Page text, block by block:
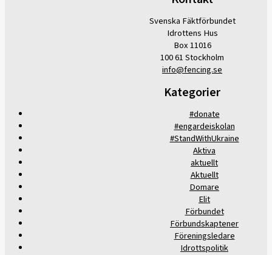
Svenska Fäktförbundet
Idrottens Hus
Box 11016
100 61 Stockholm
info@fencing.se
Kategorier
#donate
#engardeiskolan
#StandWithUkraine
Aktiva
aktuellt
Aktuellt
Domare
Elit
Förbundet
Förbundskaptener
Föreningsledare
Idrottspolitik